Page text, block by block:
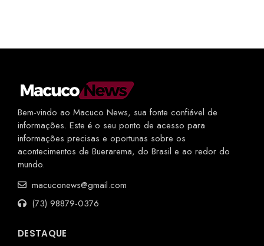
Bem-vindo ao Macuco News, sua fonte confiável de
informações. Este é o seu ponto de acesso para
informações precisas e oportunas sobre os
acontecimentos de Buerarema, do Brasil e ao redor do
mundo.
macuconews@gmail.com
(73) 98879-0376
DESTAQUE